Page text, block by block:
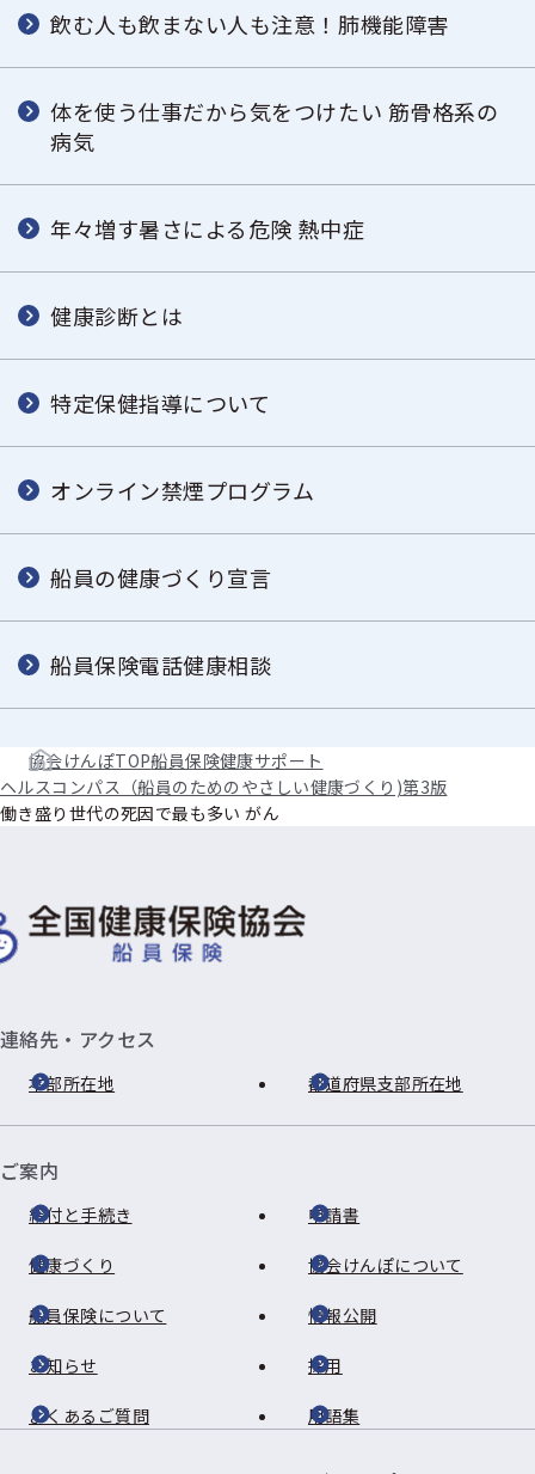
飲む人も飲まない人も注意！肺機能障害
体を使う仕事だから気をつけたい 筋骨格系の
病気
年々増す暑さによる危険 熱中症
健康診断とは
特定保健指導について
オンライン禁煙プログラム
船員の健康づくり宣言
船員保険電話健康相談
協会けんぽTOP船員保険健康サポート
ヘルスコンパス（船員のためのやさしい健康づくり)第3版
働き盛り世代の死因で最も多い がん
連絡先・アクセス
本部所在地 都道府県支部所在地
ご案内
給付と手続き 申請書
健康づくり 協会けんぽについて
船員保険について 情報公開
お知らせ 採用
よくあるご質問 用語集